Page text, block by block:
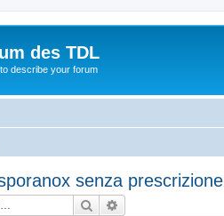
des TDL
describe your forum
senza prescrizione
Rechercher